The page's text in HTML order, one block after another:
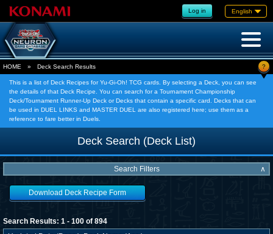
Log in English
HOME » Deck Search Results ?
This is a list of Deck Recipes for Yu-Gi-Oh! TCG cards. By selecting a Deck, you can see
the details of that Deck Recipe. You can search for a Tournament Championship
Deck/Tournament Runner-Up Deck or Decks that contain a specific card. Decks that can
be used in DUEL LINKS and MASTER DUEL are also registered here; use them as a
reference to fare better in Duels.
Deck Search (Deck List)
Search Filters ∧
Download Deck Recipe Form
Search Results: 1 - 100 of 894